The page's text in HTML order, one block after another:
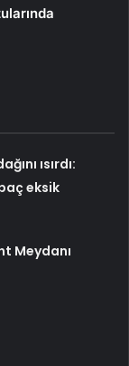
ısırdı:
eksik
Meydanı